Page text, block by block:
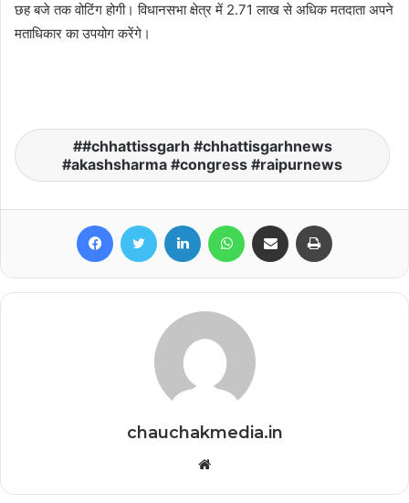
छह बजे तक वोटिंग होगी। विधानसभा क्षेत्र में 2.71 लाख से अधिक मतदाता अपने
मताधिकार का उपयोग करेंगे।
#chhattissgarh #chhattisgarhnews
#akashsharma #congress #raipurnews
FacebookTwitter LinkedIn WhatsAppShare via Email
chauchakmedia.in
Website